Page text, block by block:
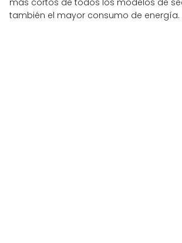
más cortos de todos los modelos de
también el mayor consumo de energía.